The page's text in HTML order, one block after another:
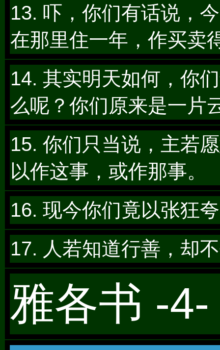
13. 吓，你们有话说，
在那里住一年，作买卖
14. 其实明天如何，你
么呢？你们原来是一片
15. 你们只当说，主若
以作这事，或作那事。
16. 现今你们竟以张狂
17. 人若知道行善，却
雅各书 -4-